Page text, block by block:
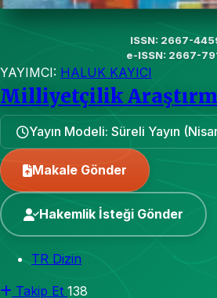
ISSN: 2667-
e-ISSN: 2667-
YAYIMCI: HALUK KAYICI
Milliyetçilik
Yayın Modeli: Süreli Yayın
Makale Gönder
Hakemlik İsteği Gönder
TR Dizin
Takip Et 138